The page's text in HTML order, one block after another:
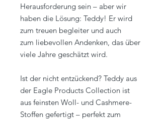
Herausforderung sein – aber wir
haben die Lösung: Teddy! Er wird
zum treuen begleiter und auch
zum liebevollen Andenken, das über
viele Jahre geschätzt wird.
Ist der nicht entzückend? Teddy aus
der Eagle Products Collection ist
aus feinsten Woll- und Cashmere-
Stoffen gefertigt – perfekt zum